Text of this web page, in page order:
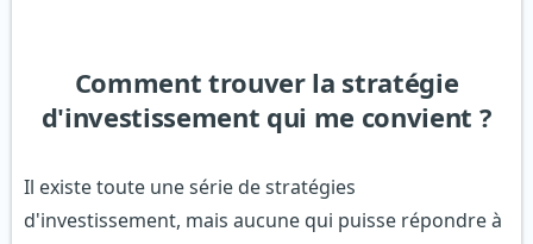
Comment trouver la stratégie
d'investissement qui me convient ?
Il existe toute une série de stratégies
d'investissement, mais aucune qui puisse répondre à